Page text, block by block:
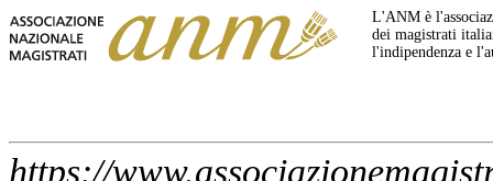
L'ANM è
dei magistrati
l'indipendenza e
https://